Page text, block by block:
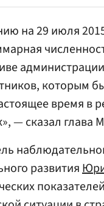
на 29 июля
которым
время в
— сказал глава
развития